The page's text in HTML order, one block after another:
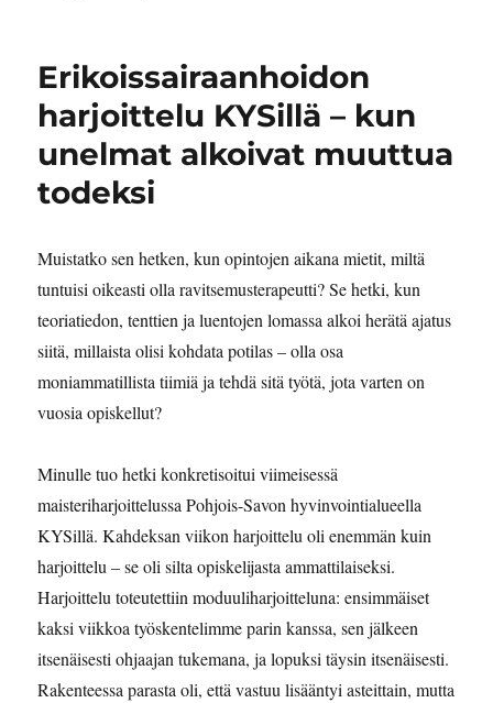
Erikoissairaanhoidon
harjoittelu KYSillä – kun
unelmat alkoivat muuttua
todeksi
Muistatko sen hetken, kun opintojen aikana mietit, miltä
tuntuisi oikeasti olla ravitsemusterapeutti? Se hetki, kun
teoriatiedon, tenttien ja luentojen lomassa alkoi herätä ajatus
siitä, millaista olisi kohdata potilas – olla osa
moniammatillista tiimiä ja tehdä sitä työtä, jota varten on
vuosia opiskellut?
Minulle tuo hetki konkretisoitui viimeisessä
maisteriharjoittelussa Pohjois-Savon hyvinvointialueella
KYSillä. Kahdeksan viikon harjoittelu oli enemmän kuin
harjoittelu – se oli silta opiskelijasta ammattilaiseksi.
Harjoittelu toteutettiin moduuliharjoitteluna: ensimmäiset
kaksi viikkoa työskentelimme parin kanssa, sen jälkeen
itsenäisesti ohjaajan tukemana, ja lopuksi täysin itsenäisesti.
Rakenteessa parasta oli, että vastuu lisääntyi asteittain, mutta